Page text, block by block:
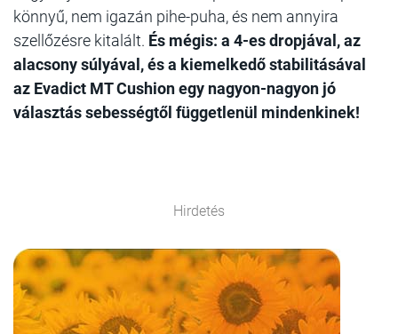
könnyű, nem igazán pihe-puha, és nem annyira
szellőzésre kitalált. És mégis: a 4-es dropjával, az
alacsony súlyával, és a kiemelkedő stabilitásával
az Evadict MT Cushion egy nagyon-nagyon jó
választás sebességtől függetlenül mindenkinek!
Hirdetés